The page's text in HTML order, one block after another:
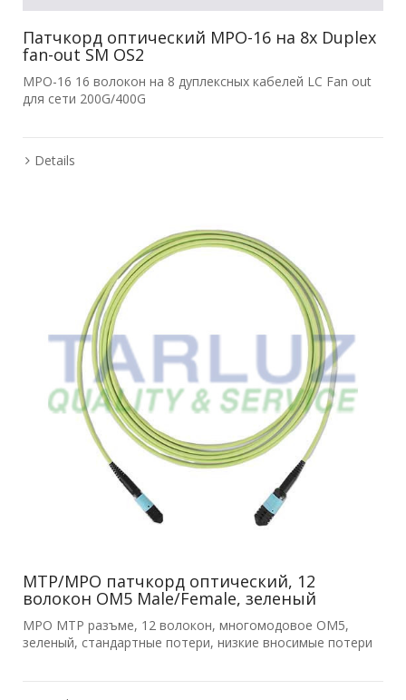
Патчкорд оптический MPO-16 на 8x Duplex
fan-out SM OS2
MPO-16 16 волокон на 8 дуплексных кабелей LC Fan out
для сети 200G/400G
Details
MTP/MPO патчкорд оптический, 12
волокон OM5 Male/Female, зеленый
MPO MTP разъме, 12 волокон, многомодовое OM5,
зеленый, стандартные потери, низкие вносимые потери